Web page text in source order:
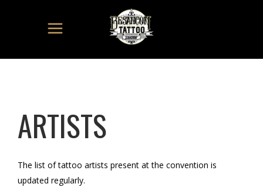
ARTISTS
The list of tattoo artists present at the convention is
updated regularly.